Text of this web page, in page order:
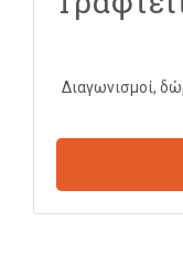
Διαγωνισμοί,